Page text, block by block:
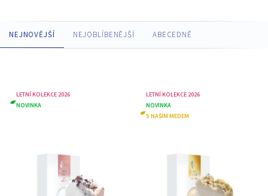
NEJNOVĚJŠÍ NEJOBLÍBENĚJŠÍ ABECEDNĚ
LETNÍ KOLEKCE 2026
NOVINKA
LETNÍ KOLEKCE 2026
NOVINKA
S NAŠÍM MEDEM